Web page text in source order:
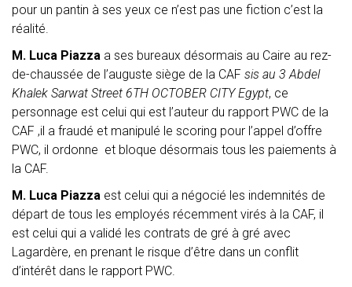
pour un pantin à ses yeux ce n’est pas une fiction c’est la
réalité.
M. Luca Piazza a ses bureaux désormais au Caire au rez-
de-chaussée de l’auguste siège de la CAF sis au 3 Abdel
Khalek Sarwat Street 6TH OCTOBER CITY Egypt, ce
personnage est celui qui est l’auteur du rapport PWC de la
CAF ,il a fraudé et manipulé le scoring pour l’appel d’offre
PWC, il ordonne et bloque désormais tous les paiements à
la CAF.
M. Luca Piazza est celui qui a négocié les indemnités de
départ de tous les employés récemment virés à la CAF, il
est celui qui a validé les contrats de gré à gré avec
Lagardère, en prenant le risque d’être dans un conflit
d’intérêt dans le rapport PWC.